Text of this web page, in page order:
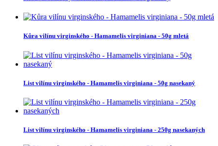
Kůra vilínu virginského - Hamamelis virginiana - 50g mletá
List vilínu virginského - Hamamelis virginiana - 50g nasekaný
List vilínu virginského - Hamamelis virginiana - 250g nasekaných